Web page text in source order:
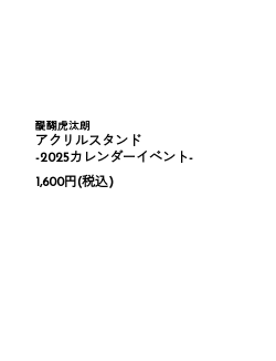
醍醐虎汰朗
アクリルスタンド
-2025カレンダーイベント-
1,600円(税込)